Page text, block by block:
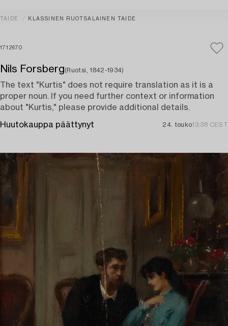
TAIDE KLASSINEN RUOTSALAINEN TAIDE
1712670
Nils Forsberg(Ruotsi, 1842-1934)
The text "Kurtis" does not require translation as it is a
proper noun. If you need further context or information
about "Kurtis," please provide additional details.
Huutokauppa päättynyt 24. touko13:38 CEST